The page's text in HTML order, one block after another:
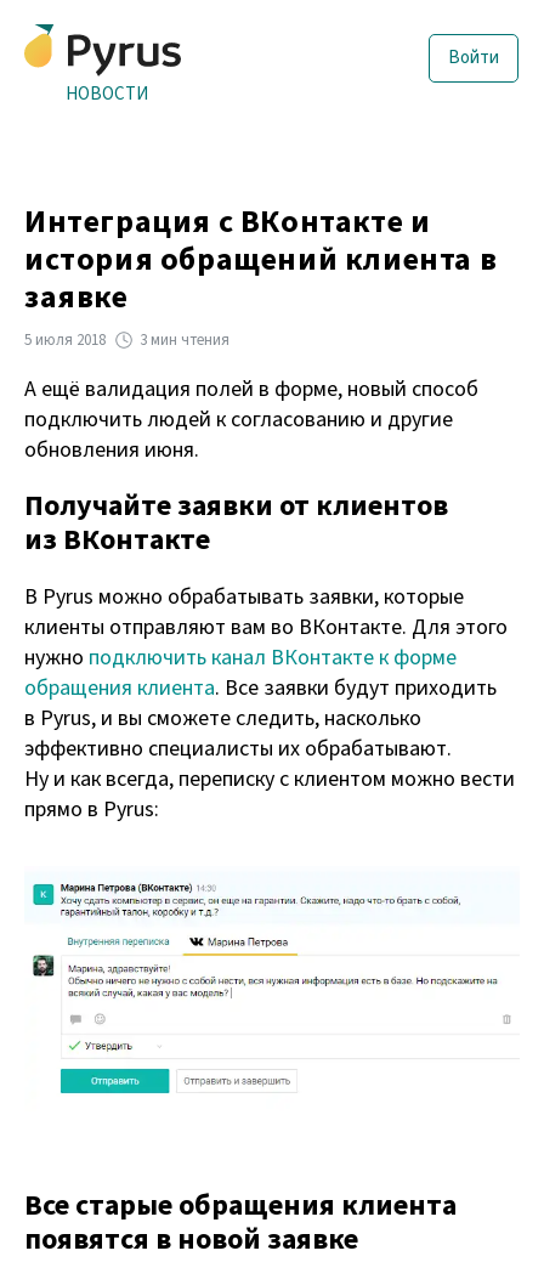
НОВОСТИ
Войти
Интеграция с ВКонтакте и
история обращений клиента в
заявке
5 июля 2018 3 мин чтения
А ещё валидация полей в форме, новый способ
подключить людей к согласованию и другие
обновления июня.
Получайте заявки от клиентов
из ВКонтакте
В Pyrus можно обрабатывать заявки, которые
клиенты отправляют вам во ВКонтакте. Для этого
нужно подключить канал ВКонтакте к форме
обращения клиента. Все заявки будут приходить
в Pyrus, и вы сможете следить, насколько
эффективно специалисты их обрабатывают.
Ну и как всегда, переписку с клиентом можно вести
прямо в Pyrus:
Все старые обращения клиента
появятся в новой заявке